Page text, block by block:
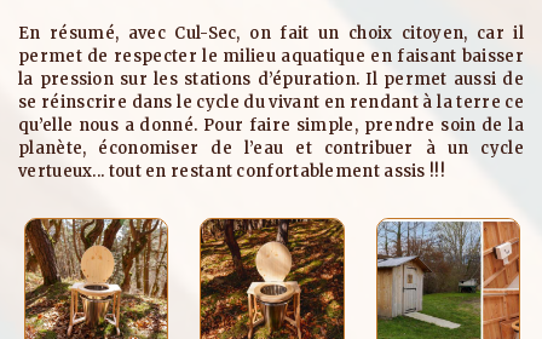
En résumé, avec Cul-Sec, on fait un choix citoyen, car il
permet de respecter le milieu aquatique en faisant baisser
la pression sur les stations d’épuration. Il permet aussi de
se réinscrire dans le cycle du vivant en rendant à la terre ce
qu’elle nous a donné. Pour faire simple, prendre soin de la
planète, économiser de l’eau et contribuer à un cycle
vertueux... tout en restant confortablement assis !!!